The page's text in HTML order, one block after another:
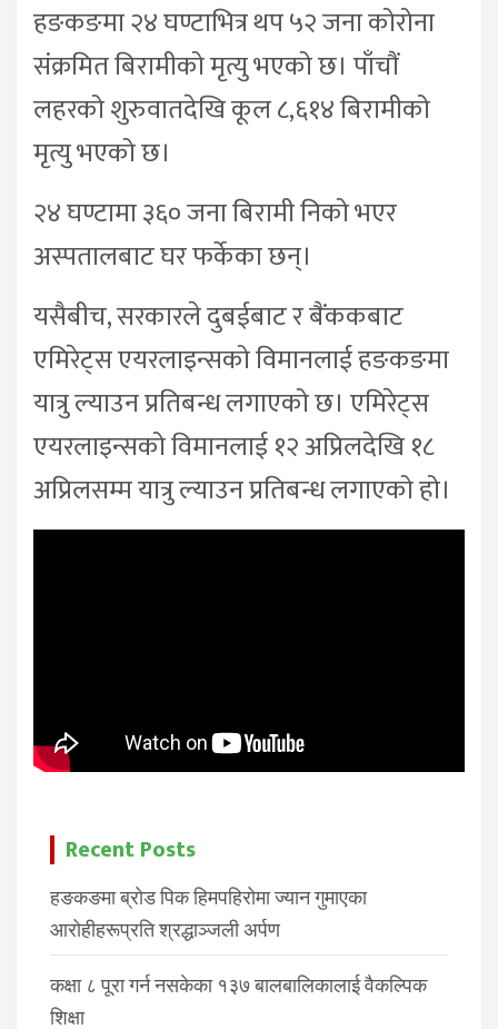
हङकङमा २४ घण्टाभित्र थप ५२ जना कोरोना
संक्रमित बिरामीको मृत्यु भएको छ। पाँचौं
लहरको शुरुवातदेखि कूल ८,६१४ बिरामीको
मृत्यु भएको छ।
२४ घण्टामा ३६० जना बिरामी निको भएर
अस्पतालबाट घर फर्केका छन्।
यसैबीच, सरकारले दुबईबाट र बैंककबाट
एमिरेट्स एयरलाइन्सको विमानलाई हङकङमा
यात्रु ल्याउन प्रतिबन्ध लगाएको छ। एमिरेट्स
एयरलाइन्सको विमानलाई १२ अप्रिलदेखि १८
अप्रिलसम्म यात्रु ल्याउन प्रतिबन्ध लगाएको हो।
Recent Posts
हङकङमा ब्रोड पिक हिमपहिरोमा ज्यान गुमाएका
आरोहीहरूप्रति श्रद्धाञ्जली अर्पण
कक्षा ८ पूरा गर्न नसकेका १३७ बालबालिकालाई वैकल्पिक
शिक्षा